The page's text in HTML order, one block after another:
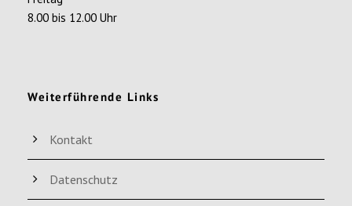
8.00 bis 12.00 Uhr
Weiterführende Links
Kontakt
Datenschutz